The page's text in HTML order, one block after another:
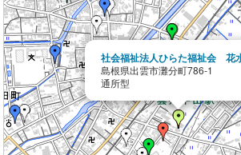
社会福祉法人ひらた福祉会 花
島根県出雲市灘分町786-1
通所型